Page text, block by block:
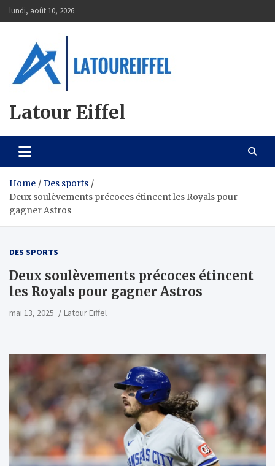
Skip
to
lundi, août 10, 2026
Latour Eiffel
Home
Des sports
Deux soulèvements précoces étincent les Royals pour
gagner Astros
DES SPORTS
Deux soulèvements précoces étincent
les Royals pour gagner Astros
mai 13, 2025 Latour Eiffel